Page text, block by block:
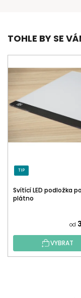
TOHLE BY SE
TIP
Svítící LED podložka
plátno
od
VYBRAT